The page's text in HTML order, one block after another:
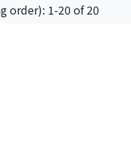
order): 1-20 of 20